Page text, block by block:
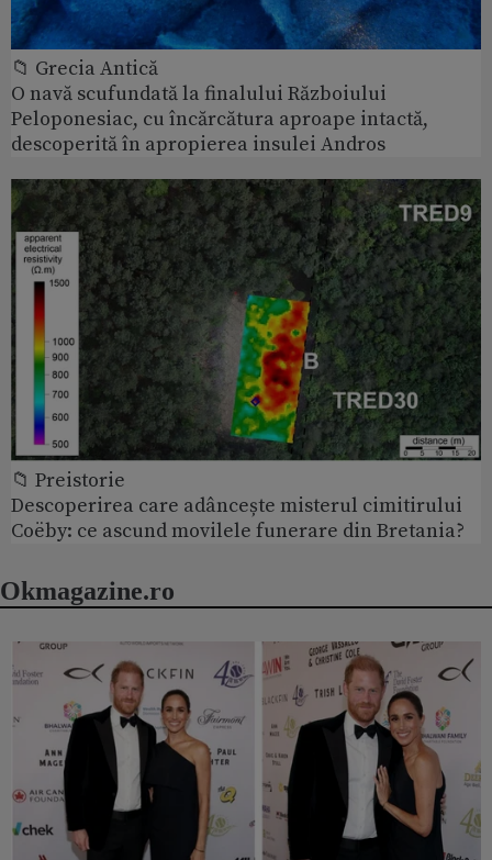
📁 Grecia Antică
O navă scufundată la finalului Războiului
Peloponesiac, cu încărcătura aproape intactă,
descoperită în apropierea insulei Andros
📁 Preistorie
Descoperirea care adâncește misterul cimitirului
Coëby: ce ascund movilele funerare din Bretania?
Okmagazine.ro